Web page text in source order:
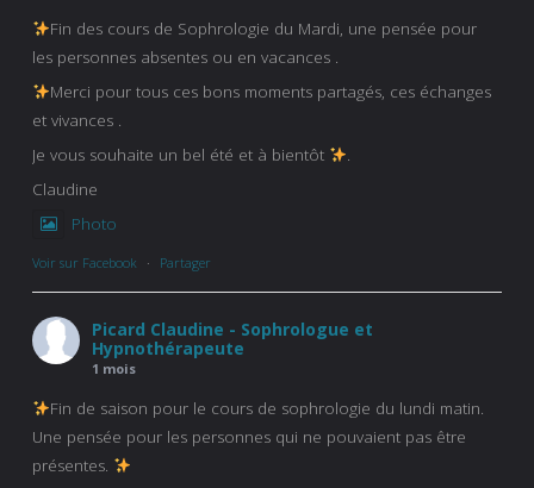
Fin des cours de Sophrologie du Mardi, une pensée pour
les personnes absentes ou en vacances .
Merci pour tous ces bons moments partagés, ces échanges
et vivances .
Je vous souhaite un bel été et à bientôt
.
Claudine
Photo
Voir sur Facebook · Partager
Picard Claudine - Sophrologue et
Hypnothérapeute
1 mois
Fin de saison pour le cours de sophrologie du lundi matin.
Une pensée pour les personnes qui ne pouvaient pas être
présentes.